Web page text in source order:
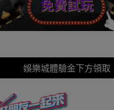
娛樂城體驗金下方領取